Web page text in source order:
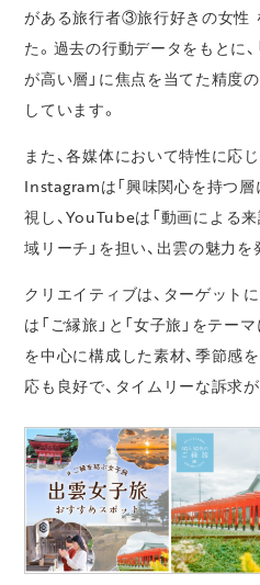
がある旅行者③旅行好きの女性
た。過去の行動データをもとに
が高い層」に焦点を当てた精度
しています。
また、各媒体において特性に応
Instagramは「興味関心を持つ
視し、YouTubeは「動画による
域リーチ」を担い、出雲の魅力を
クリエイティブは、ターゲット
は「ご縁旅」と「女子旅」をテー
を中心に構成した素材、季節感
応も良好で、タイムリーな訴求